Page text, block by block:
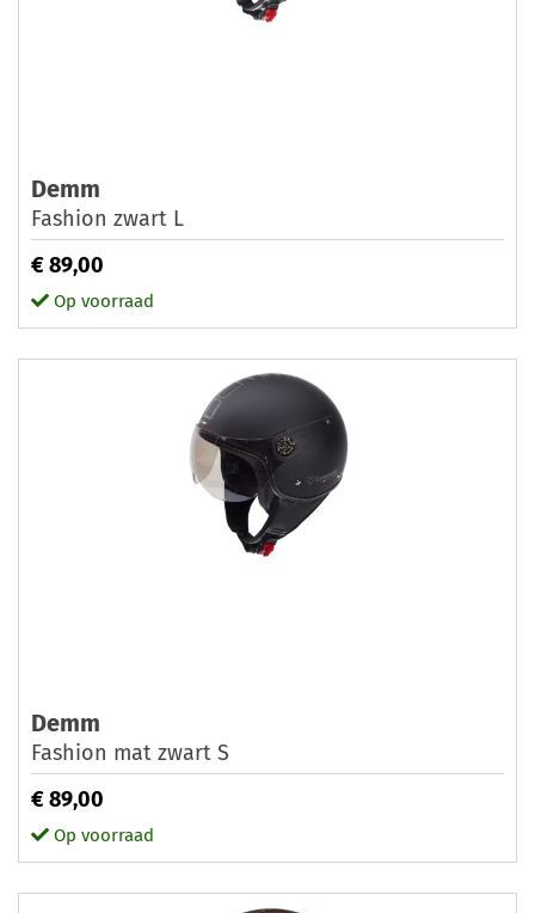
Demm
Fashion zwart L
€ 89,00
Op voorraad
Demm
Fashion mat zwart S
€ 89,00
Op voorraad